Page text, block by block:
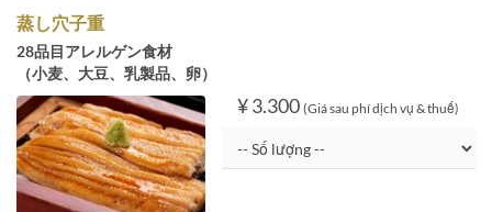
蒸し穴子重
28品目アレルゲン食材
（小麦、大豆、乳製品、卵）
¥ 3.300 (Giá sau phí dịch vụ & thuế)